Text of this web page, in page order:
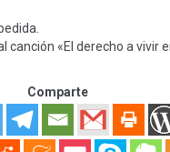
canción «El derecho a vivir
Comparte